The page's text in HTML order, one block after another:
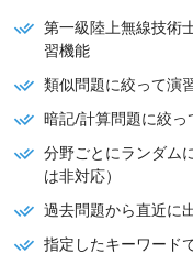
第一級陸上無線技術
習機能
類似問題に絞って演
暗記/計算問題に絞っ
分野ごとにランダム
は非対応）
過去問題から直近に
指定したキーワード